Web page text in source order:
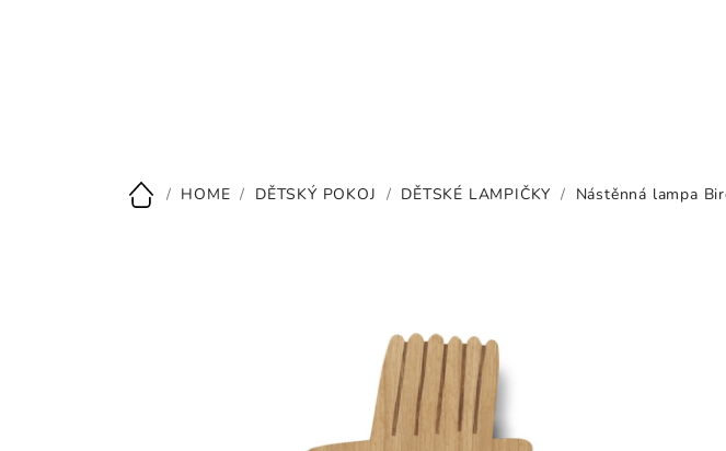
Domů
/ HOME / DĚTSKÝ POKOJ / DĚTSKÉ LAMPIČKY / Nástěnná lampa